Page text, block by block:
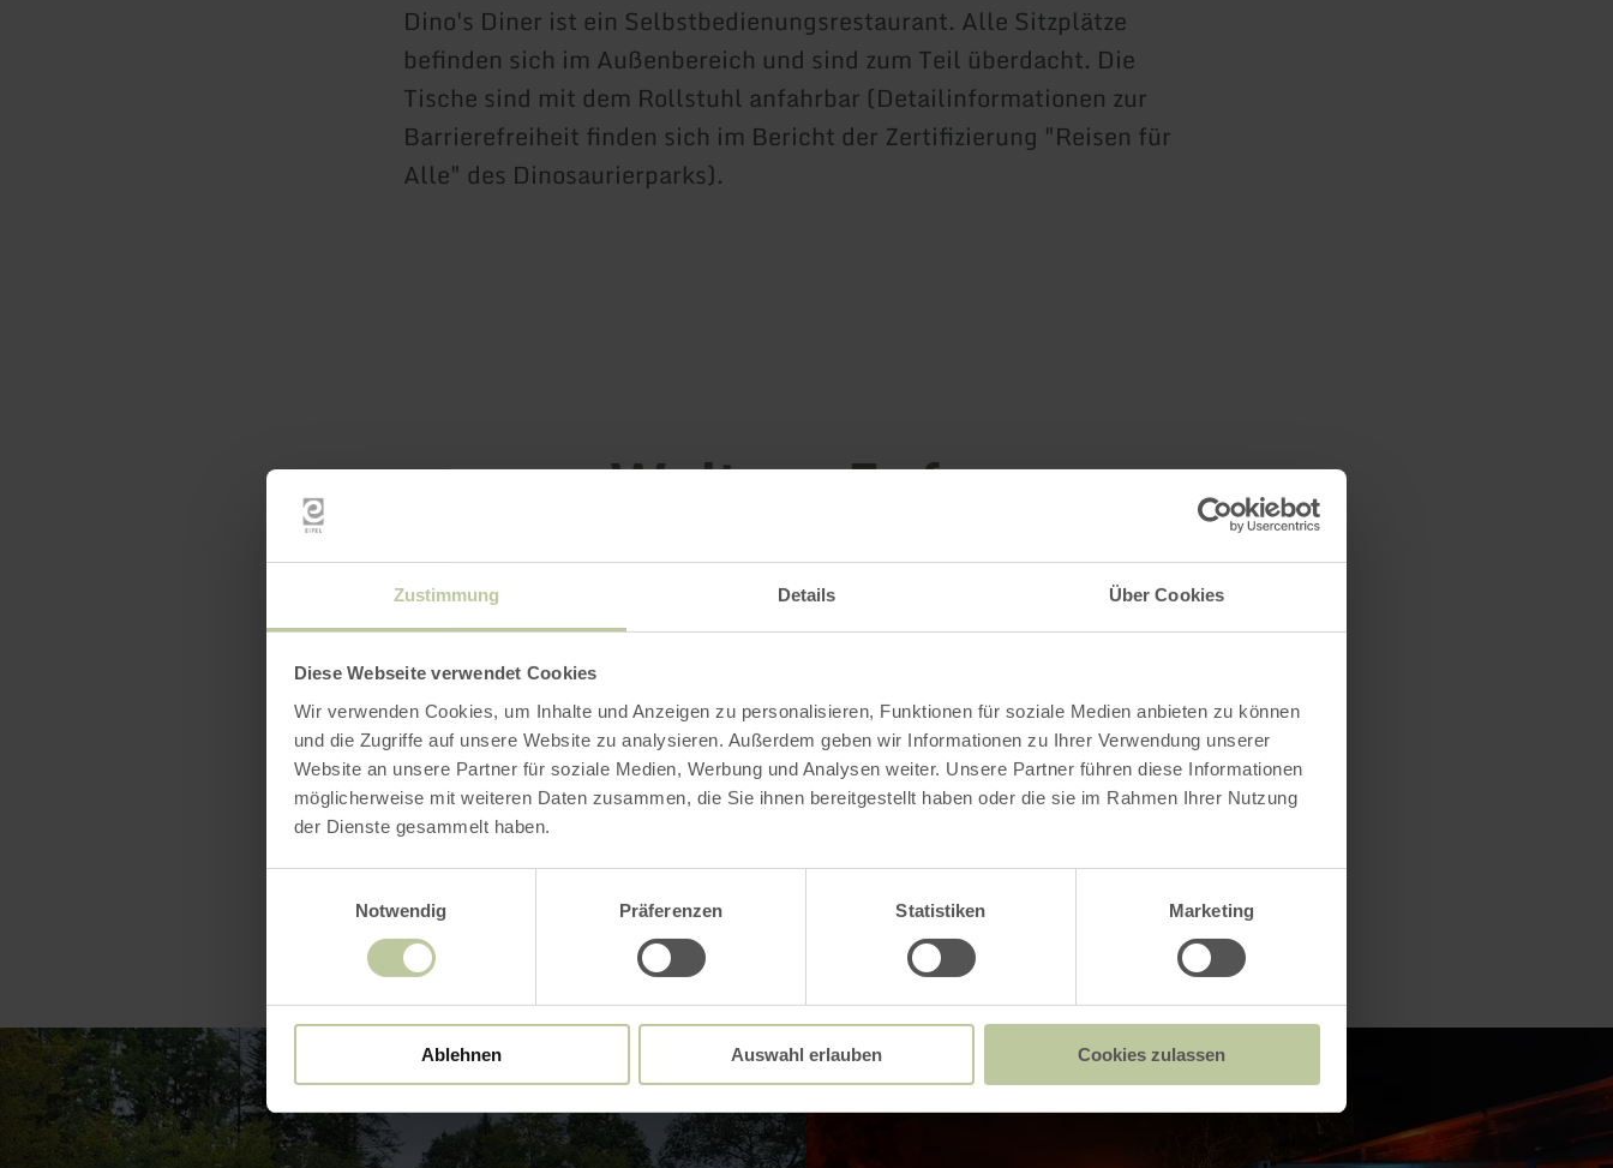
Zustimmung Details Über Cookies
Diese Webseite verwendet Cookies
Wir verwenden Cookies, um Inhalte und Anzeigen zu personalisieren, Funktionen für soziale Medien anbieten zu können
und die Zugriffe auf unsere Website zu analysieren. Außerdem geben wir Informationen zu Ihrer Verwendung unserer
Website an unsere Partner für soziale Medien, Werbung und Analysen weiter. Unsere Partner führen diese Informationen
möglicherweise mit weiteren Daten zusammen, die Sie ihnen bereitgestellt haben oder die sie im Rahmen Ihrer Nutzung
der Dienste gesammelt haben.
Notwendig
Präferenzen Statistiken Marketing
Ablehnen Auswahl erlauben Cookies zulassen
Dino's Diner ist ein Selbstbedienungsrestaurant. Alle Sitzplätze
befinden sich im Außenbereich und sind zum Teil überdacht. Die
Tische sind mit dem Rollstuhl anfahrbar (Detailinformationen zur
Barrierefreiheit finden sich im Bericht der Zertifizierung "Reisen für
Alle" des Dinosaurierparks).
Weitere Infos
Merkmale / Besonderheiten
Kategorien
Impressionen